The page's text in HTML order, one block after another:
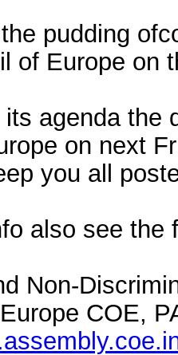
pudding
of Europe on
agenda the
on next
you all
also see the
Non-
COE,